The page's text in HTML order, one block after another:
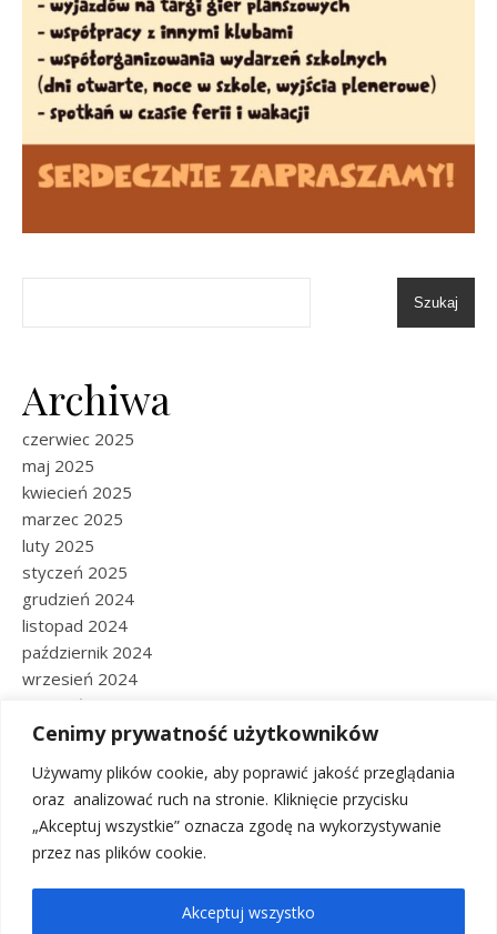
Cenimy prywatność użytkowników
Używamy plików cookie, aby poprawić jakość przeglądania
oraz analizować ruch na stronie. Kliknięcie przycisku
„Akceptuj wszystkie” oznacza zgodę na wykorzystywanie
przez nas plików cookie.
Akceptuj wszystko
Szukaj
Archiwa
czerwiec 2025
maj 2025
kwiecień 2025
marzec 2025
luty 2025
styczeń 2025
grudzień 2024
listopad 2024
październik 2024
wrzesień 2024
sierpień 2024
lipiec 2024
maj 2024
kwiecień 2024
marzec 2024
listopad 2023
grudzień 2022